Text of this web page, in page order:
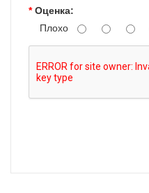
Оценка:
Плохо